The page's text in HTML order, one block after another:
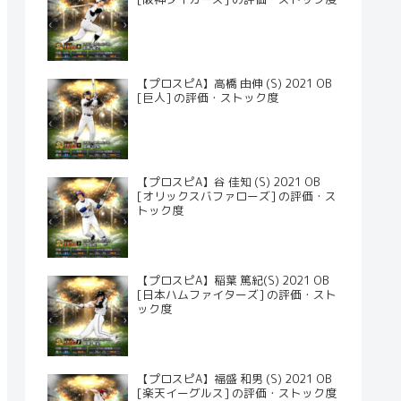
【プロスピA】高橋 由伸 (S) 2021 OB
[巨人] の評価・ストック度
【プロスピA】谷 佳知 (S) 2021 OB
[オリックスバファローズ] の評価・ス
トック度
【プロスピA】稲葉 篤紀(S) 2021 OB
[日本ハムファイターズ] の評価・スト
ック度
【プロスピA】福盛 和男 (S) 2021 OB
[楽天イーグルス] の評価・ストック度